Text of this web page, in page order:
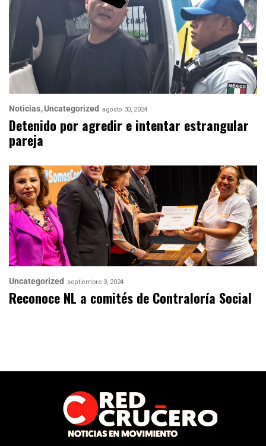
Noticias Uncategorized agosto 30, 2024
Detenido por agredir e intentar estrangular
pareja
Uncategorized septiembre 3, 2024
Reconoce NL a comités de Contraloría Social